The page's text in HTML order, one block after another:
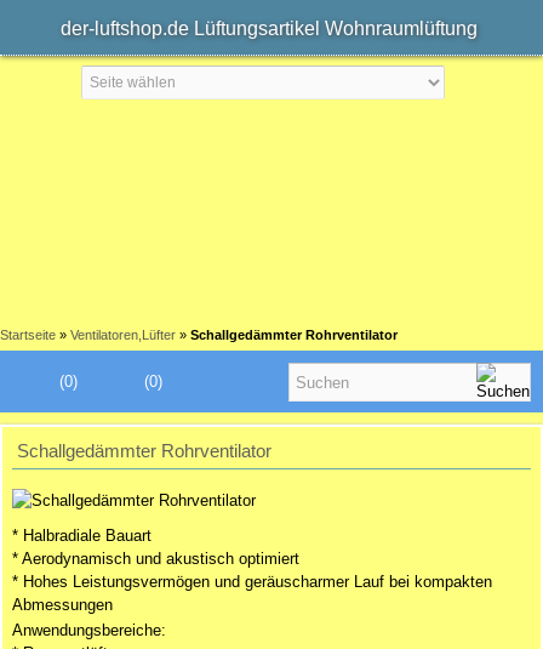
der-luftshop.de Lüftungsartikel Wohnraumlüftung
Startseite » Ventilatoren,Lüfter » Schallgedämmter Rohrventilator
(0)
(0)
Schallgedämmter Rohrventilator
* Halbradiale Bauart
* Aerodynamisch und akustisch optimiert
* Hohes Leistungsvermögen und geräuscharmer Lauf bei kompakten
Abmessungen
Anwendungsbereiche: